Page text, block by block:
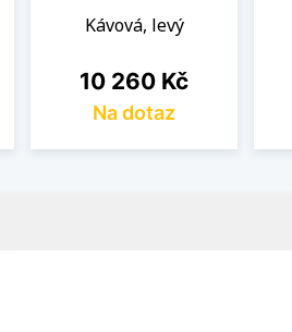
Kávová, levý
Cena
10 260 Kč
Na dotaz